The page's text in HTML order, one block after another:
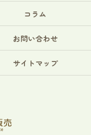
コラム
お問い合わせ
サイトマップ